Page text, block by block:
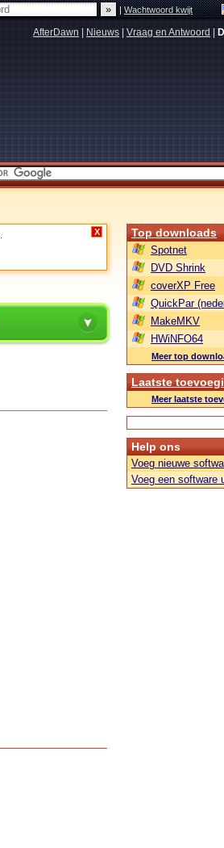
|Wachtwoord kwijt
AfterDawn Nieuws Vraag en Antwoord
X Top downloads
Spotnet
DVD Shrink
coverXP Free
QuickPar
MakeMKV
HWiNFO64
Meer top
Laatste
Meer laatste
Help ons
Voeg nieuwe
Voeg een software